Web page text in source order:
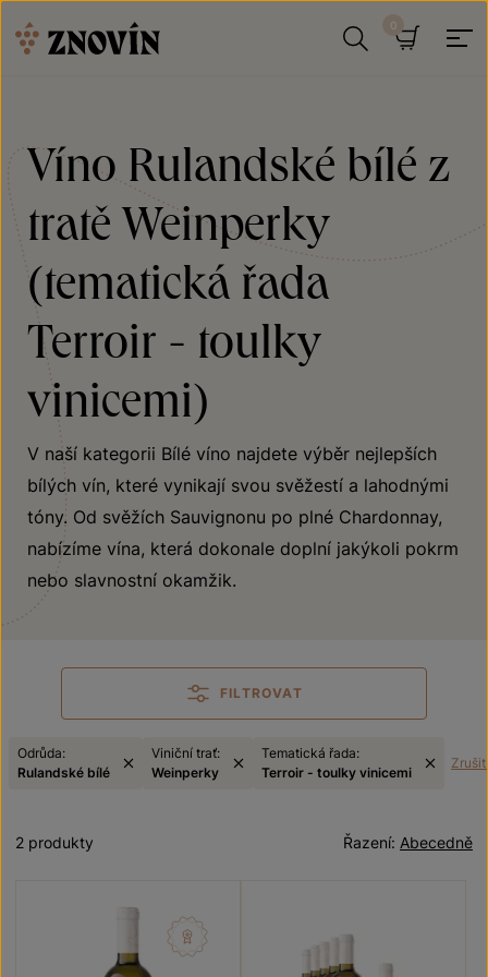
Víno Rulandské bílé z
tratě Weinperky
(tematická řada
Terroir - toulky
vinicemi)
V naší kategorii Bílé víno najdete výběr nejlepších
bílých vín, které vynikají svou svěžestí a lahodnými
tóny. Od svěžích Sauvignonu po plné Chardonnay,
nabízíme vína, která dokonale doplní jakýkoli pokrm
nebo slavnostní okamžik.
FILTROVAT
Odrůda:
Rulandské bílé
Viniční trať:
Weinperky
Tematická řada:
Terroir - toulky vinicemi
Abecedně
Řazení:
2 produkty